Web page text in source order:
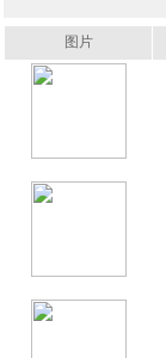
图片